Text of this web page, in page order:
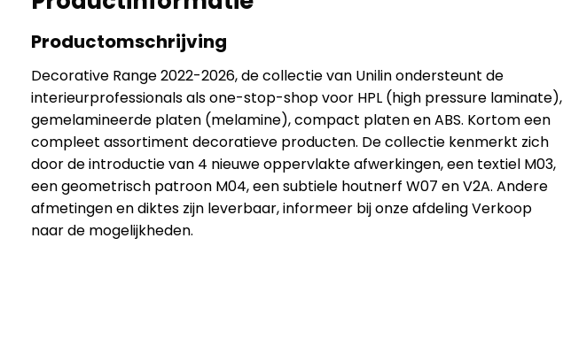
Productomschrijving
Decorative Range 2022-2026, de collectie van Unilin ondersteunt de
interieurprofessionals als one-stop-shop voor HPL (high pressure laminate),
gemelamineerde platen (melamine), compact platen en ABS. Kortom een
compleet assortiment decoratieve producten. De collectie kenmerkt zich
door de introductie van 4 nieuwe oppervlakte afwerkingen, een textiel M03,
een geometrisch patroon M04, een subtiele houtnerf W07 en V2A. Andere
afmetingen en diktes zijn leverbaar, informeer bij onze afdeling Verkoop
naar de mogelijkheden.